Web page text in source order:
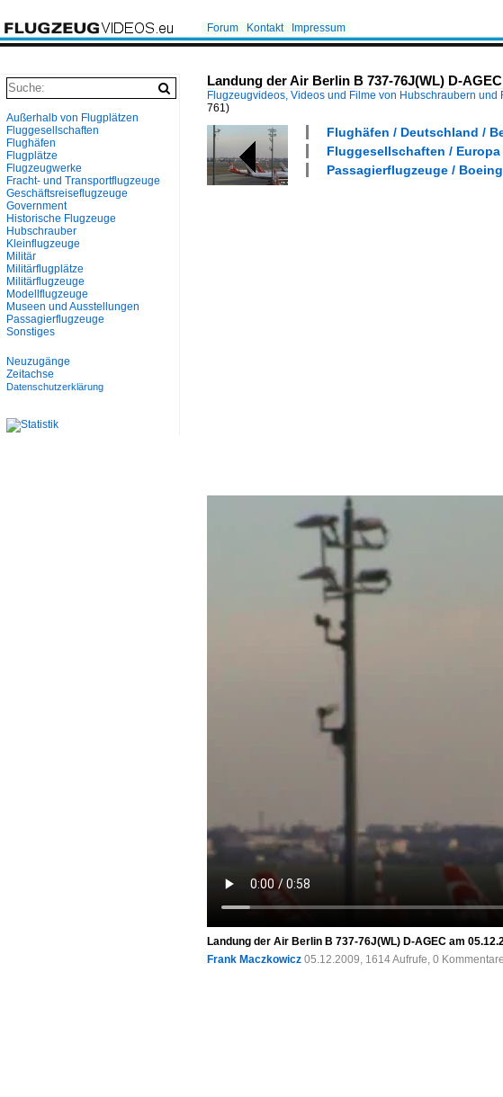
Forum Kontakt Impressum
Landung der Air Berlin B 737-76J(WL) D-
Flugzeugvideos, Videos und Filme von Hubschraubern und
761)
Flughäfen / Deutschland /
Fluggesellschaften / Europa
Passagierflugzeuge /
Landung der Air Berlin B 737-76J(WL) D-AGEC am
Frank Maczkowicz 05.12.2009, 1614 Aufrufe, 0 Kommentare
Außerhalb von Flugplätzen
Fluggesellschaften
Flughäfen
Flugplätze
Flugzeugwerke
Fracht- und Transportflugzeuge
Geschäftsreiseflugzeuge
Government
Historische Flugzeuge
Hubschrauber
Kleinflugzeuge
Militär
Militärflugplätze
Militärflugzeuge
Modellflugzeuge
Museen und Ausstellungen
Passagierflugzeuge
Sonstiges
Neuzugänge
Zeitachse
Datenschutzerklärung